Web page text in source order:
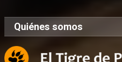
Quiénes somos